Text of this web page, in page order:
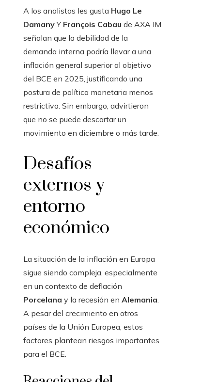
A los analistas les gusta Hugo Le
DamanyY François Cabau de AXA IM
señalan que la debilidad de la
demanda interna podría llevar a una
inflación general superior al objetivo
del BCE en 2025, justificando una
postura de política monetaria menos
restrictiva. Sin embargo, advirtieron
que no se puede descartar un
movimiento en diciembre o más tarde.
Desafíos
externos y
entorno
económico
La situación de la inflación en Europa
sigue siendo compleja, especialmente
en un contexto de deflación
Porcelana y la recesión en Alemania.
A pesar del crecimiento en otros
países de la Unión Europea, estos
factores plantean riesgos importantes
para el BCE.